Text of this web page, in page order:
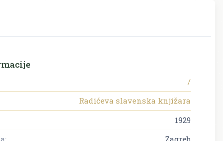
/
Radićeva slavenska knjižara
1929